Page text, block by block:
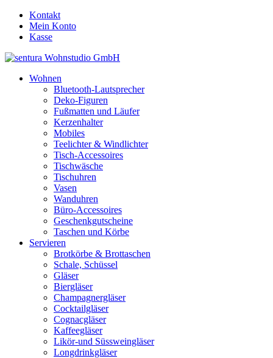
Kontakt
Mein Konto
Kasse
Wohnen
Bluetooth-Lautsprecher
Deko-Figuren
Fußmatten und Läufer
Kerzenhalter
Mobiles
Teelichter & Windlichter
Tisch-Accessoires
Tischwäsche
Tischuhren
Vasen
Wanduhren
Büro-Accessoires
Geschenkgutscheine
Taschen und Körbe
Servieren
Brotkörbe & Brottaschen
Schale, Schüssel
Gläser
Biergläser
Champagnergläser
Cocktailgläser
Cognacgläser
Kaffeegläser
Likör-und Süssweingläser
Longdrinkgläser